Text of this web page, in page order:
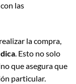
las
la compra,
. Esto no solo
que asegura que
particular.